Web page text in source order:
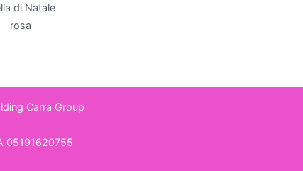
di Natale
rosa
Carra Group
05191620755